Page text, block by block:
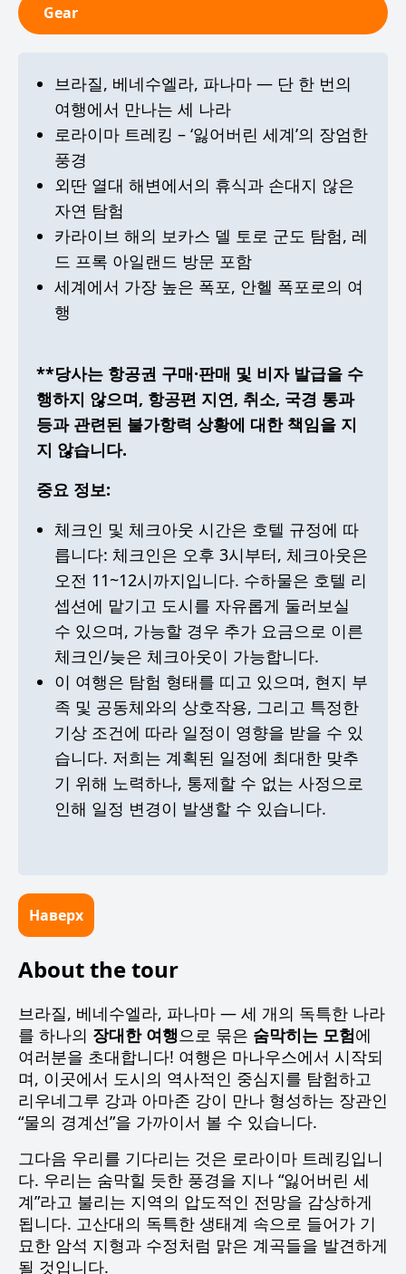
Gear
브라질, 베네수엘라, 파나마 — 단 한 번의
여행에서 만나는 세 나라
로라이마 트레킹 – ‘잃어버린 세계’의 장엄한
풍경
외딴 열대 해변에서의 휴식과 손대지 않은
자연 탐험
카라이브 해의 보카스 델 토로 군도 탐험, 레
드 프록 아일랜드 방문 포함
세계에서 가장 높은 폭포, 안헬 폭포로의 여
행
**당사는 항공권 구매·판매 및 비자 발급을 수
행하지 않으며, 항공편 지연, 취소, 국경 통과
등과 관련된 불가항력 상황에 대한 책임을 지
지 않습니다.
중요 정보:
체크인 및 체크아웃 시간은 호텔 규정에 따
릅니다: 체크인은 오후 3시부터, 체크아웃은
오전 11~12시까지입니다. 수하물은 호텔 리
셉션에 맡기고 도시를 자유롭게 둘러보실
수 있으며, 가능할 경우 추가 요금으로 이른
체크인/늦은 체크아웃이 가능합니다.
이 여행은 탐험 형태를 띠고 있으며, 현지 부
족 및 공동체와의 상호작용, 그리고 특정한
기상 조건에 따라 일정이 영향을 받을 수 있
습니다. 저희는 계획된 일정에 최대한 맞추
기 위해 노력하나, 통제할 수 없는 사정으로
인해 일정 변경이 발생할 수 있습니다.
Наверх
About the tour
브라질, 베네수엘라, 파나마 — 세 개의 독특한 나라
를 하나의 장대한 여행으로 묶은 숨막히는 모험에
여러분을 초대합니다! 여행은 마나우스에서 시작되
며, 이곳에서 도시의 역사적인 중심지를 탐험하고
리우네그루 강과 아마존 강이 만나 형성하는 장관인
“물의 경계선”을 가까이서 볼 수 있습니다.
그다음 우리를 기다리는 것은 로라이마 트레킹입니
다. 우리는 숨막힐 듯한 풍경을 지나 “잃어버린 세
계”라고 불리는 지역의 압도적인 전망을 감상하게
됩니다. 고산대의 독특한 생태계 속으로 들어가 기
묘한 암석 지형과 수정처럼 맑은 계곡들을 발견하게
될 것입니다.